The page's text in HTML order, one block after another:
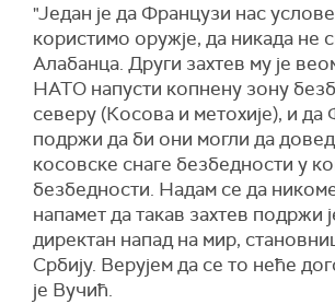
"Један је да Французи нас
користимо оружје, да никада не
Алабанца. Други захтев му је
НАТО напусти копнену зону
северу (Косова и метохије), и да
подржи да би они могли да
косовске снаге безбедности у
безбедности. Надам се да
напамет да такав захтев подржи
директан напад на мир,
Србију. Верујем да се то неће
је Вучић.